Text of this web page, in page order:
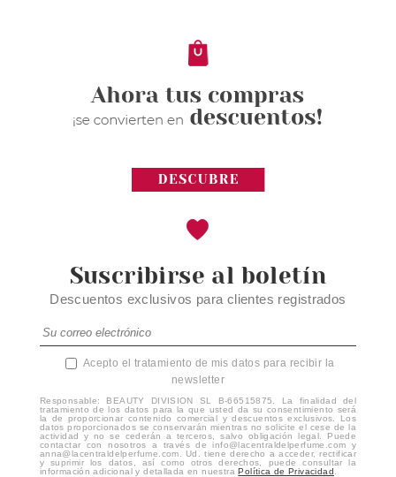
2.49€
Suscribirse al boletín
Descuentos exclusivos para clientes registrados
Acepto el tratamiento de mis datos para recibir la
newsletter
Responsable: BEAUTY DIVISION SL B-66515875. La finalidad del
tratamiento de los datos para la que usted da su consentimiento será
la de proporcionar contenido comercial y descuentos exclusivos. Los
datos proporcionados se conservarán mientras no solicite el cese de la
actividad y no se cederán a terceros, salvo obligación legal. Puede
contactar con nosotros a través de info@lacentraldelperfume.com y
anna@lacentraldelperfume.com. Ud. tiene derecho a acceder, rectificar
y suprimir los datos, así como otros derechos, puede consultar la
información adicional y detallada en nuestraPolítica de Privacidad